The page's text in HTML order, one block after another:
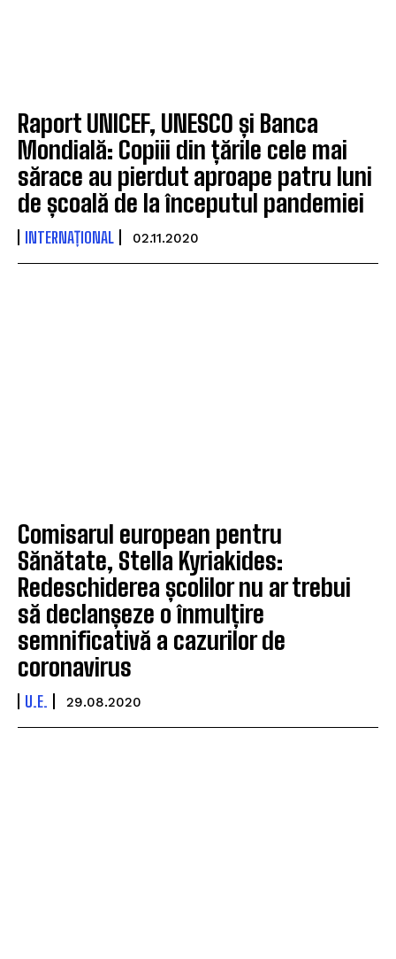
Raport UNICEF, UNESCO și Banca
Mondială: Copiii din țările cele mai
sărace au pierdut aproape patru luni
de școală de la începutul pandemiei
INTERNAȚIONAL 02.11.2020
Comisarul european pentru
Sănătate, Stella Kyriakides:
Redeschiderea școlilor nu ar trebui
să declanșeze o înmulțire
semnificativă a cazurilor de
coronavirus
U.E. 29.08.2020